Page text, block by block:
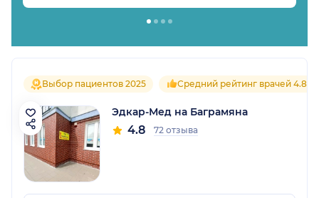
Выбор пациентов 2025 Средний рейтинг врачей 4.8
Эдкар-Мед на Баграмяна
4.8 72 отзыва